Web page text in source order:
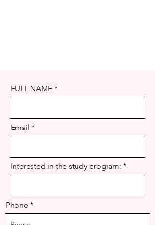
FULL NAME
Email
Interested in the study program:
Phone